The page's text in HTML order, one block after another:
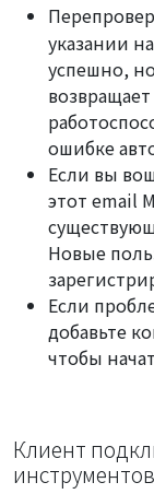
указании
успешно,
ошибке
Если вы
этот email
Новые
Если
добавьте
чтобы
Клиент
инструментов